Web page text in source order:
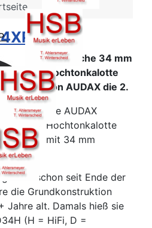
D
Klassische 34 mm
Hochtonkalotte
von AUDAX die 2.
Die AUDAX
Hochtonkalotte
mit 34 mm
es schon seit Ende der
die Grundkonstruktion
Jahre alt. Damals hieß sie
(H = HiFi, D =